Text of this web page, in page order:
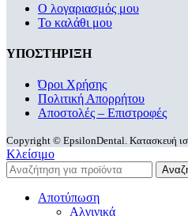
Ο λογαριασμός μου
Το καλάθι μου
ΥΠΟΣΤΗΡΙΞΗ
Όροι Χρήσης
Πολιτική Απορρήτου
Αποστολές – Επιστροφές
Copyright © EpsilonDental. Κατασκευή
Κλείσιμο
Αποτύπωση
Αλγινικά